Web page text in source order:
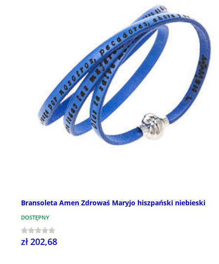
Bransoleta Amen Zdrowaś Maryjo hiszpański niebieski
DOSTĘPNY
zł 202,68